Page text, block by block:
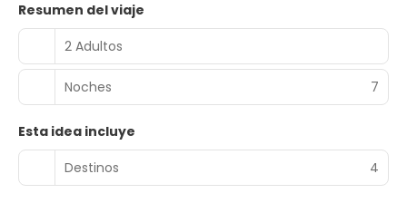
Resumen del viaje
2 Adultos
Noches 7
Esta idea incluye
Destinos
4